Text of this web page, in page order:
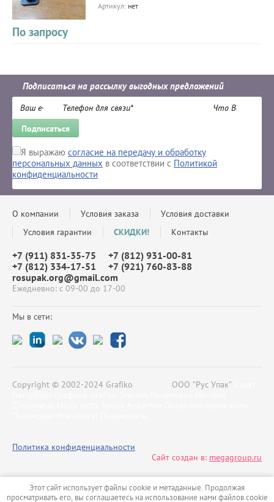
Этот сайт использует файлы cookie и метаданные. Продолжая
просматривать его, вы соглашаетесь на использование нами файлов cookie
Артикул: нет
По запросу
Подписаться на рассылку выгодных предложений
Я выражаю согласие на передачу и обработку
персональных данных в соответствии с Политикой
конфиденциальности
Подписаться
О компании Условия заказа
Условия доставки
Условия гарантии
СКИДКИ! Контакты
+7 (911) 831-35-75
+7 (812) 931-00-81
+7 (812) 334-17-51
+7 (921) 760-83-88
rosupak.org@gmail.com
Ежедневно: с 09-00 до 17-00
Мы в сети:
Copyright © 2002-2024 Grafiko ООО "Рус Упак"
Политика конфиденциальности
Сайт создан в: megagroup.ru